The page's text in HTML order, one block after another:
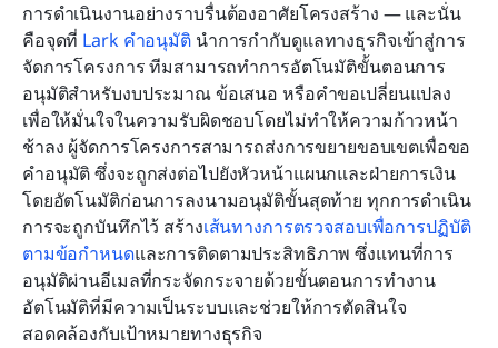
การดำเนินงานอย่างราบรื่นต้องอาศัยโครงสร้าง — และนั่น
คือจุดที่ Lark คำอนุมัติ นำการกำกับดูแลทางธุรกิจเข้าสู่การ
จัดการโครงการ ทีมสามารถทำการอัตโนมัติขั้นตอนการ
อนุมัติสำหรับงบประมาณ ข้อเสนอ หรือคำขอเปลี่ยนแปลง
เพื่อให้มั่นใจในความรับผิดชอบโดยไม่ทำให้ความก้าวหน้า
ช้าลง ผู้จัดการโครงการสามารถส่งการขยายขอบเขตเพื่อขอ
คำอนุมัติ ซึ่งจะถูกส่งต่อไปยังหัวหน้าแผนกและฝ่ายการเงิน
โดยอัตโนมัติก่อนการลงนามอนุมัติขั้นสุดท้าย ทุกการดำเนิน
การจะถูกบันทึกไว้ สร้างเส้นทางการตรวจสอบเพื่อการปฏิบัติ
ตามข้อกำหนดและการติดตามประสิทธิภาพ ซึ่งแทนที่การ
อนุมัติผ่านอีเมลที่กระจัดกระจายด้วยขั้นตอนการทำงาน
อัตโนมัติที่มีความเป็นระบบและช่วยให้การตัดสินใจ
สอดคล้องกับเป้าหมายทางธุรกิจ